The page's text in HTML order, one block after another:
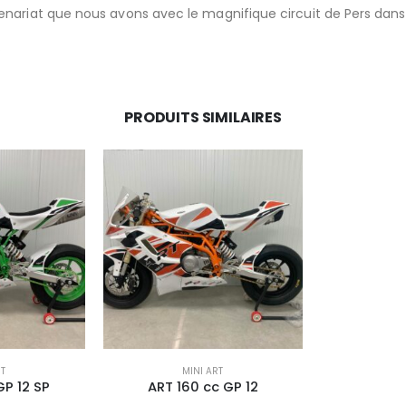
que nous avons avec le magnifique circuit de Pers
PRODUITS SIMILAIRES
12 SP
MINI ART
ART 160 cc GP 12